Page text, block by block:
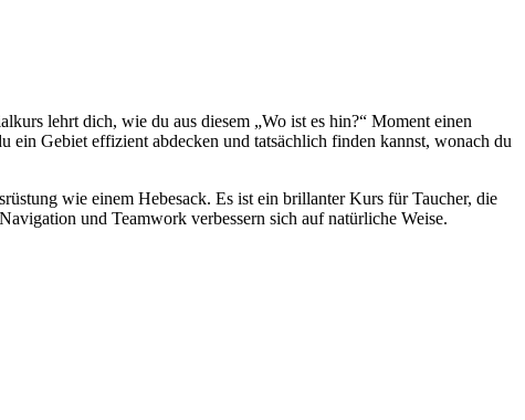
lehrt dich, wie du aus diesem „Wo ist es hin?“ Moment einen
ein Gebiet effizient abdecken und tatsächlich finden kannst, wonach du
wie einem Hebesack. Es ist ein brillanter Kurs für Taucher, die
und Teamwork verbessern sich auf natürliche Weise.